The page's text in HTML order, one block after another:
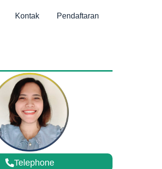
Kontak Pendaftaran
Telephone